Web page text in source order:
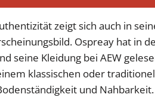
zeigt sich auch in
Ospreay hat in
seine Kleidung bei AEW
klassischen oder
und Nahbarkeit.